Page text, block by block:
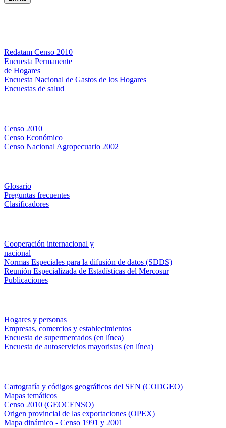
Redatam Censo 2010
Encuesta Permanente
de Hogares
Encuesta Nacional de Gastos de los Hogares
Encuestas de salud
Censo 2010
Censo Económico
Censo Nacional Agropecuario 2002
Glosario
Preguntas frecuentes
Clasificadores
Cooperación internacional y
nacional
Normas Especiales para la difusión de datos (SDDS)
Reunión Especializada de Estadísticas del Mercosur
Publicaciones
Hogares y personas
Empresas, comercios y establecimientos
Encuesta de supermercados (en línea)
Encuesta de autoservicios mayoristas (en línea)
Cartografía y códigos geográficos del SEN (CODGEO)
Mapas temáticos
Censo 2010 (GEOCENSO)
Origen provincial de las exportaciones (OPEX)
Mapa dinámico - Censo 1991 y 2001